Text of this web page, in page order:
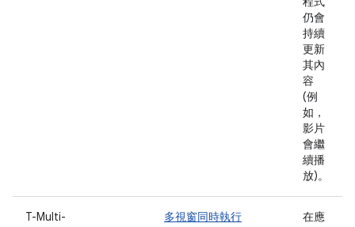
仍會
持續
更新
其內
容
(例
如，
影片
會繼
續播
放)。
T-Multi-
多視窗同時執行
在應